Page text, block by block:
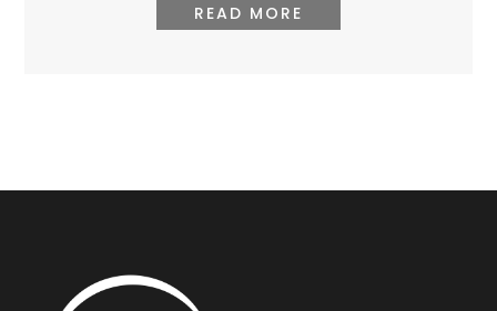
READ MORE